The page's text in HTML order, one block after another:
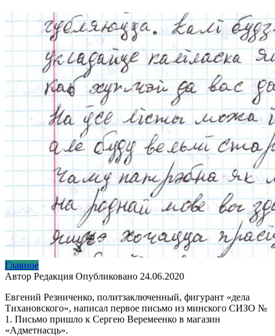
Главное
Автор Редакция Опубликовано 24.06.2020
Евгений Резниченко, политзаключенный, фигурант «дела
Тихановского», написал первое письмо из минского СИЗО №
1. Письмо пришло к Сергею Веремеенко в магазин
«Адметнасць».